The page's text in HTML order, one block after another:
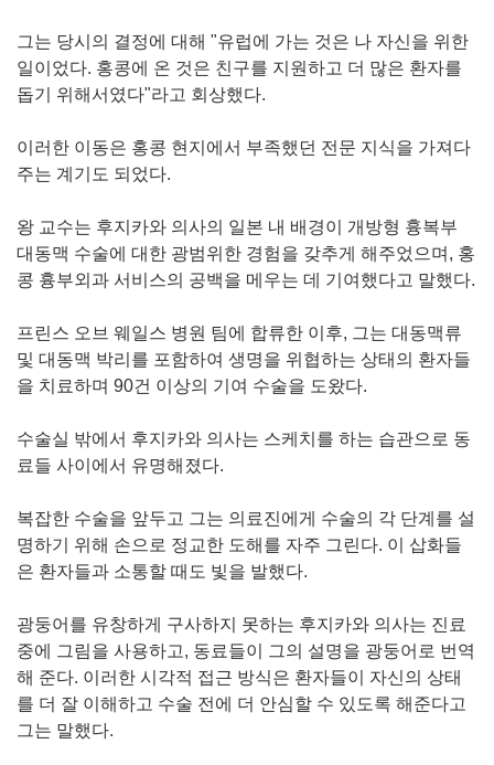
그는 당시의 결정에 대해 "유럽에 가는 것은 나 자신을 위한
일이었다. 홍콩에 온 것은 친구를 지원하고 더 많은 환자를
돕기 위해서였다"라고 회상했다.
이러한 이동은 홍콩 현지에서 부족했던 전문 지식을 가져다
주는 계기도 되었다.
왕 교수는 후지카와 의사의 일본 내 배경이 개방형 흉복부
대동맥 수술에 대한 광범위한 경험을 갖추게 해주었으며, 홍
콩 흉부외과 서비스의 공백을 메우는 데 기여했다고 말했다.
프린스 오브 웨일스 병원 팀에 합류한 이후, 그는 대동맥류
및 대동맥 박리를 포함하여 생명을 위협하는 상태의 환자들
을 치료하며 90건 이상의 기여 수술을 도왔다.
수술실 밖에서 후지카와 의사는 스케치를 하는 습관으로 동
료들 사이에서 유명해졌다.
복잡한 수술을 앞두고 그는 의료진에게 수술의 각 단계를 설
명하기 위해 손으로 정교한 도해를 자주 그린다. 이 삽화들
은 환자들과 소통할 때도 빛을 발했다.
광둥어를 유창하게 구사하지 못하는 후지카와 의사는 진료
중에 그림을 사용하고, 동료들이 그의 설명을 광둥어로 번역
해 준다. 이러한 시각적 접근 방식은 환자들이 자신의 상태
를 더 잘 이해하고 수술 전에 더 안심할 수 있도록 해준다고
그는 말했다.